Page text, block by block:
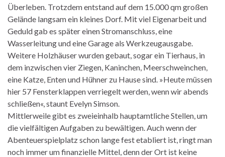
Überleben. Trotzdem entstand auf dem 15.000 qm großen
Gelände langsam ein kleines Dorf. Mit viel Eigenarbeit und
Geduld gab es später einen Stromanschluss, eine
Wasserleitung und eine Garage als Werkzeugausgabe.
Weitere Holzhäuser wurden gebaut, sogar ein Tierhaus, in
dem inzwischen vier Ziegen, Kaninchen, Meerschweinchen,
eine Katze, Enten und Hühner zu Hause sind. »Heute müssen
hier 57 Fensterklappen verriegelt werden, wenn wir abends
schließen«, staunt Evelyn Simson.
Mittlerweile gibt es zweieinhalb hauptamtliche Stellen, um
die vielfältigen Aufgaben zu bewältigen. Auch wenn der
Abenteuerspielplatz schon lange fest etabliert ist, ringt man
noch immer um finanzielle Mittel, denn der Ort ist keine